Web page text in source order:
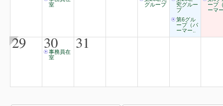
室
グループ
究グルー
プ
第6グル
ープ（パ
ーマー..
ープ
ーマ
29 30
事務員在
室
31